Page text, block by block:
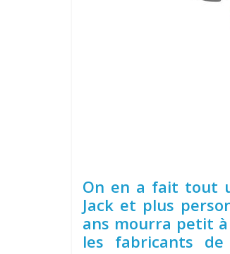
On en a fait tout
Jack et plus
ans mourra petit à
les fabricants